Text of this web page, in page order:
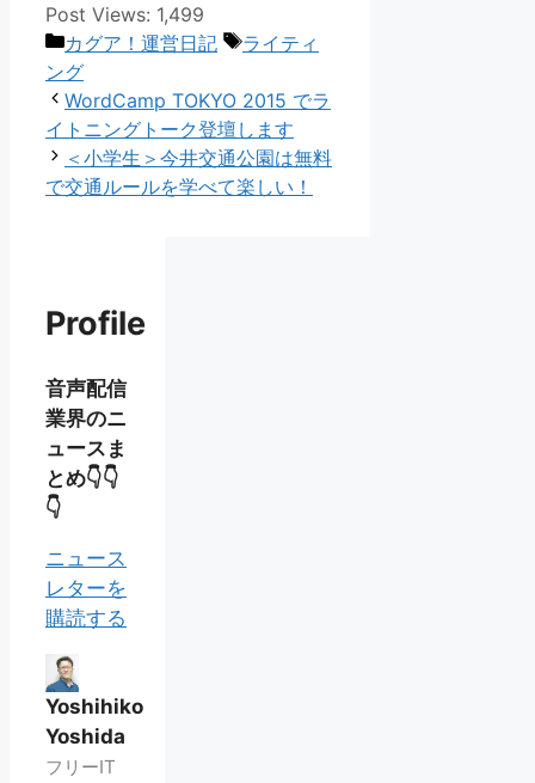
Post Views: 1,499
カ
テ
ゴ
リ
ー
カグア！運営日記
タ
ライティ
ング
WordCamp TOKYO 2015 でラ
イトニングトーク登壇します
＜小学生＞今井交通公園は無料
で交通ルールを学べて楽しい！
Profile
音声配信
業界のニ
ュースま
とめ👇👇
👇
ニュース
レターを
購読する
Yoshihiko
Yoshida
フリーIT